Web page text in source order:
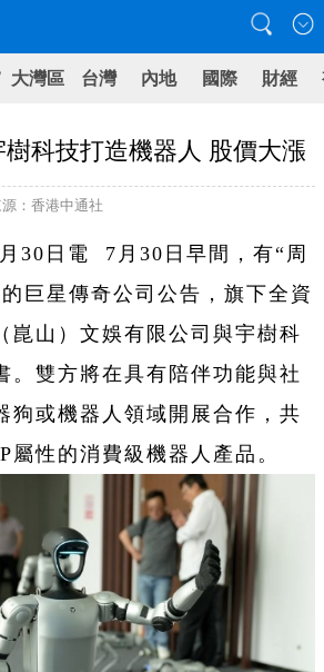
大灣區 台灣 內地 國際 財經
科技打造機器人 股價大漲
：香港中通社
30日電 7月30日早間，有“周
巨星傳奇公司公告，旗下全資
崑山）文娛有限公司與宇樹科
。雙方將在具有陪伴功能與社
狗或機器人領域開展合作，共
屬性的消費級機器人產品。